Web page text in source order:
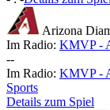
Arizona
Im Radio: KMVP -
--
Im Radio: KMVP -
Sports
Details zum Spiel